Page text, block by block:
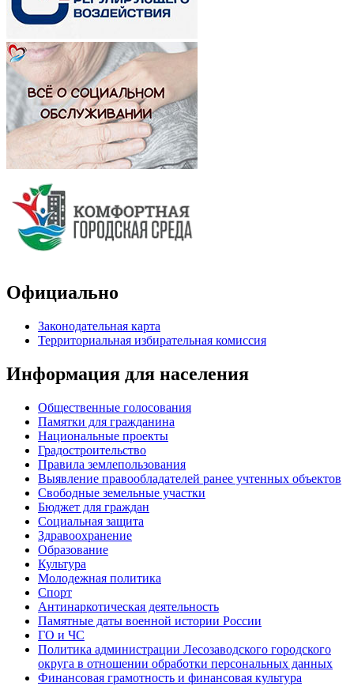
Официально
Законодательная карта
Территориальная избирательная комиссия
Информация для населения
Общественные голосования
Памятки для гражданина
Национальные проекты
Градостроительство
Правила землепользования
Выявление правообладателей ранее учтенных объектов
Свободные земельные участки
Бюджет для граждан
Социальная защита
Здравоохранение
Образование
Культура
Молодежная политика
Спорт
Антинаркотическая деятельность
Памятные даты военной истории России
ГО и ЧС
Политика администрации Лесозаводского городского
округа в отношении обработки персональных данных
Финансовая грамотность и финансовая культура